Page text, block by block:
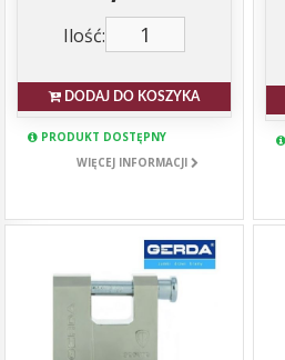
Ilość:
DODAJ DO KOSZYKA
PRODUKT DOSTĘPNY
WIĘCEJ INFORMACJI